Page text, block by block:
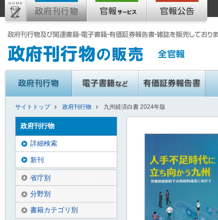
サイトトップ 政府刊行物 九州経済白書 2024年版
政府刊行物
詳細検索
新刊
省庁別
分野別
書籍カテゴリ別